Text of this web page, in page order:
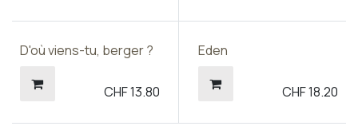
D'où viens-tu, berger ?
CHF13.80
Eden
CHF18.20